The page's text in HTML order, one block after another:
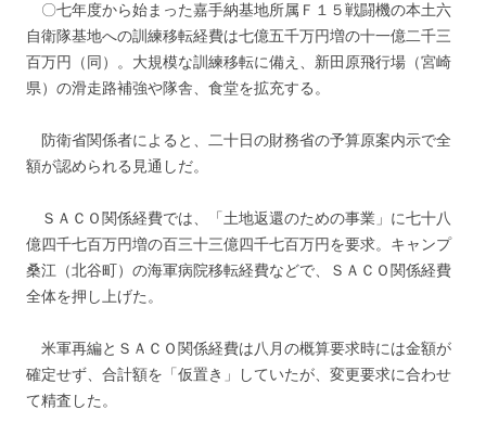
〇七年度から始まった嘉手納基地所属Ｆ１５戦闘機の本土六
自衛隊基地への訓練移転経費は七億五千万円増の十一億二千三
百万円（同）。大規模な訓練移転に備え、新田原飛行場（宮崎
県）の滑走路補強や隊舎、食堂を拡充する。
防衛省関係者によると、二十日の財務省の予算原案内示で全
額が認められる見通しだ。
ＳＡＣＯ関係経費では、「土地返還のための事業」に七十八
億四千七百万円増の百三十三億四千七百万円を要求。キャンプ
桑江（北谷町）の海軍病院移転経費などで、ＳＡＣＯ関係経費
全体を押し上げた。
米軍再編とＳＡＣＯ関係経費は八月の概算要求時には金額が
確定せず、合計額を「仮置き」していたが、変更要求に合わせ
て精査した。